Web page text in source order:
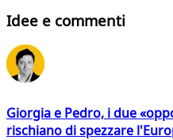
Idee e commenti
Giorgia e Pedro, i due
rischiano di spezzare